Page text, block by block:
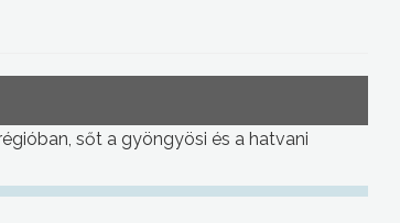
sőt a gyöngyösi és a hatvani